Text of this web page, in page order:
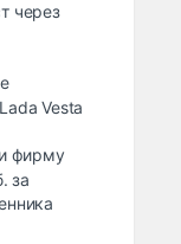
через
Vesta
фирму
за